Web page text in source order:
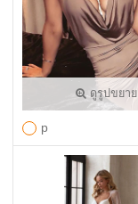
ดูรูปขยาย
p